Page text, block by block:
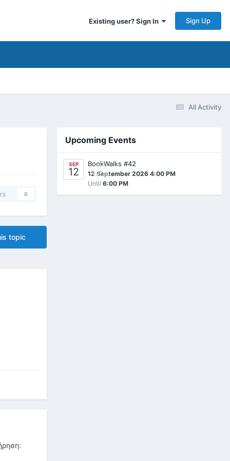
Existing user? Sign In Sign Up
All Activity
0
topic
Upcoming Events
SEP
12 0
BookWalks #42
12 September 2026 4:00 PM
Until 6:00 PM